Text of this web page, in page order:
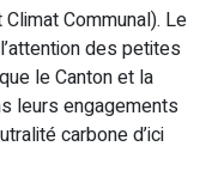
Communal). Le
des petites
le Canton et la
leurs engagements
carbone d’ici